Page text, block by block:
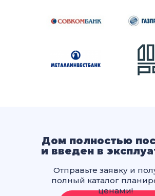
Дом полностью
и введен в
Отправьте заявку и
полный каталог
ценами!